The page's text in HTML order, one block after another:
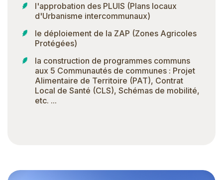
l'approbation des PLUIS (Plans locaux
d'Urbanisme intercommunaux)
le déploiement de la ZAP (Zones Agricoles
Protégées)
la construction de programmes communs
aux 5 Communautés de communes : Projet
Alimentaire de Territoire (PAT), Contrat
Local de Santé (CLS), Schémas de mobilité,
etc. ...